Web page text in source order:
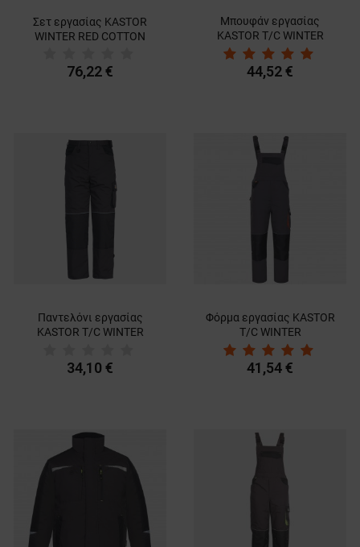
Σετ εργασίας KASTOR
WINTER RED COTTON
76,22 €
Μπουφάν εργασίας
KASTOR T/C WINTER
GREY/BLACK/ORANGE
44,52 €
Παντελόνι εργασίας
KASTOR T/C WINTER
34,10 €
Φόρμα εργασίας KASTOR
T/C WINTER
GREY/BLACK/ORANGE
41,54 €